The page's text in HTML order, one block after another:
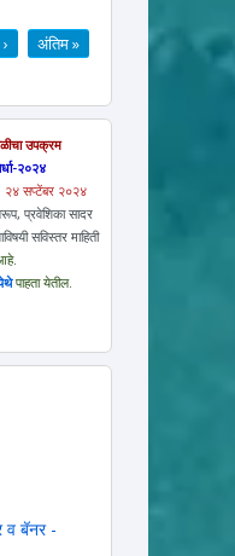
अंतिम »
उपक्रम
२०२४
२४ सप्टेंबर २०२४
प्रवेशिका सादर
सविस्तर माहिती
पाहता येतील.
व बॅनर -